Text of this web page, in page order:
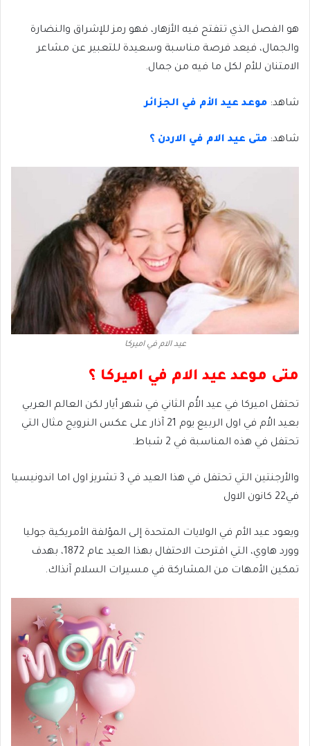
هو الفصل الذي تتفتح فيه الأزهار، فهو رمز للإشراق والنضارة
والجمال، فيعد فرصة مناسبة وسعيدة للتعبير عن مشاعر
الامتنان للأم لكل ما فيه من جمال.
شاهد: موعد عيد الأم في الجزائر
شاهد: متى عيد الام في الاردن ؟
عيد الام في اميركا
متى موعد عيد الام في اميركا ؟
تحتفل اميركا في عيد الأُم الثاني في شهر أيار لكن العالم العربي
بعيد الاُم في اول الربيع يوم 21 آذار على عكس النرويج مثال التي
تحتفل في هذه المناسبة في 2 شباط.
والأرجنتين التي تحتفل في هذا العيد في 3 تشريز اول اما اندونيسيا
في22 كانون الاول
ويعود عيد الأم في الولايات المتحدة إلى المؤلفة الأمريكية جوليا
وورد هاوي، التي اقترحت الاحتفال بهذا العيد عام 1872، بهدف
تمكين الأمهات من المشاركة في مسيرات السلام آنذاك.